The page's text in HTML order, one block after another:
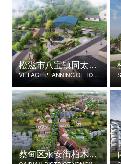
松滋市八宝镇同太湖村村庄规划
VILLAGE PLANNING OF TONGTAIHU VILLAGE, BABAO TOWN, SONGZI CITY
蔡甸区永安街柏木村郭家庄湾省级美丽乡村试点建设项目